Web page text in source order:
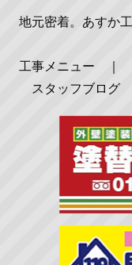
地元密着。あすか
工事メニュー
スタッフブログ